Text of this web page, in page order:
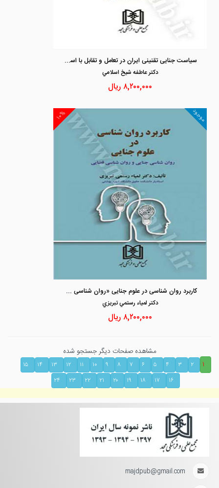
سیاست جنایی تقنینی ایران در تعامل و تقابل با اسناد بین المللی
دكتر عاطفه شيخ اسلامي
۸,۲۰۰,۰۰۰ ریال
۱۰% موجود
کاربرد روان شناسی در علوم جنایی «روان شناسی جنایی و روان شناسی قضایی »
دكتر لمياء رستمي تبريزي
۸,۲۰۰,۰۰۰ ریال
مشاهده صفحات دیگر جستجو شده
۱
۲ ۳ ۴ ۵ ۶ ۷ ۸ ۹ ۱۰ ۱۱ ۱۲ ۱۳ ۱۴
۱۵
۱۶
۱۷ ۱۸ ۱۹ ۲۰ ۲۱ ۲۲ ۲۳ ۲۴
majdpub@gmail.com